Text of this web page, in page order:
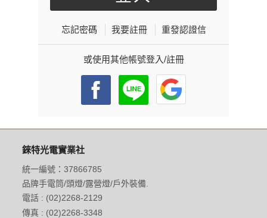
忘記密碼 我要註冊 重發認證信
或使用其他帳號登入/註冊
錸特光電實業社
統一編號：37866785
品牌手電筒/頭燈/露營燈/戶外裝備.
電話 : (02)2268-2129
傳真 : (02)2268-3348